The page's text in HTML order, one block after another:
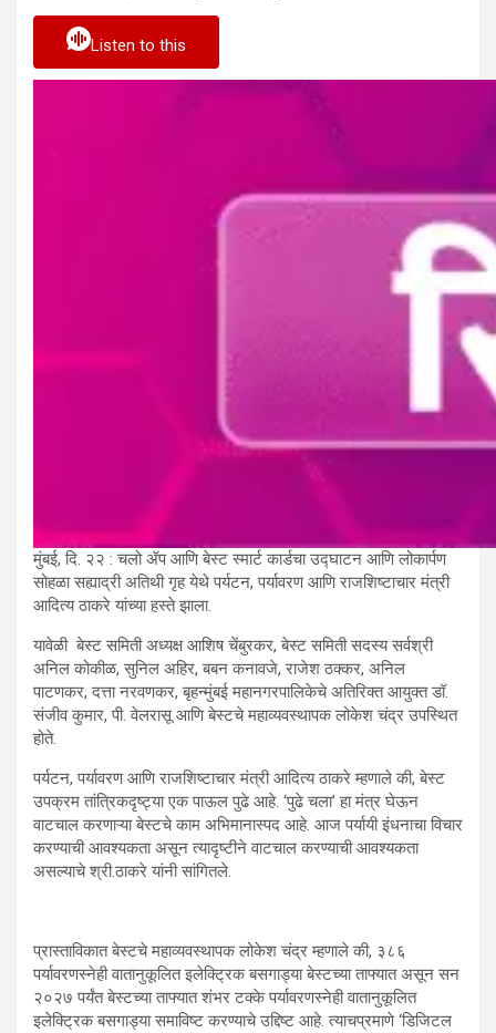
Listen to this
मुंबई, दि. २२ : चलो ॲप आणि बेस्ट स्मार्ट कार्डचा उद्घाटन आणि लोकार्पण
सोहळा सह्याद्री अतिथी गृह येथे पर्यटन, पर्यावरण आणि राजशिष्टाचार मंत्री
आदित्य ठाकरे यांच्या हस्ते झाला.
यावेळी बेस्ट समिती अध्यक्ष आशिष चेंबुरकर, बेस्ट समिती सदस्य सर्वश्री
अनिल कोकीळ, सुनिल अहिर, बबन कनावजे, राजेश ठक्कर, अनिल
पाटणकर, दत्ता नरवणकर, बृहन्मुंबई महानगरपालिकेचे अतिरिक्त आयुक्त डॉ.
संजीव कुमार, पी. वेलरासू आणि बेस्टचे महाव्यवस्थापक लोकेश चंद्र उपस्थित
होते.
पर्यटन, पर्यावरण आणि राजशिष्टाचार मंत्री आदित्य ठाकरे म्हणाले की, बेस्ट
उपक्रम तांत्रिकदृष्ट्या एक पाऊल पुढे आहे. ‘पुढे चला’ हा मंत्र घेऊन
वाटचाल करणाऱ्या बेस्टचे काम अभिमानास्पद आहे. आज पर्यायी इंधनाचा विचार
करण्याची आवश्यकता असून त्यादृष्टीने वाटचाल करण्याची आवश्यकता
असल्याचे श्री.ठाकरे यांनी सांगितले.
प्रास्ताविकात बेस्टचे महाव्यवस्थापक लोकेश चंद्र म्हणाले की, ३८६
पर्यावरणस्नेही वातानुकूलित इलेक्ट्रिक बसगाड्या बेस्टच्या ताफ्यात असून सन
२०२७ पर्यंत बेस्टच्या ताफ्यात शंभर टक्के पर्यावरणस्नेही वातानुकूलित
इलेक्ट्रिक बसगाड्या समाविष्ट करण्याचे उद्दिष्ट आहे. त्याचप्रमाणे ‘डिजिटल